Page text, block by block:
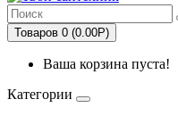
Товаров 0 (0.00Р)
Ваша корзина пуста!
Категории